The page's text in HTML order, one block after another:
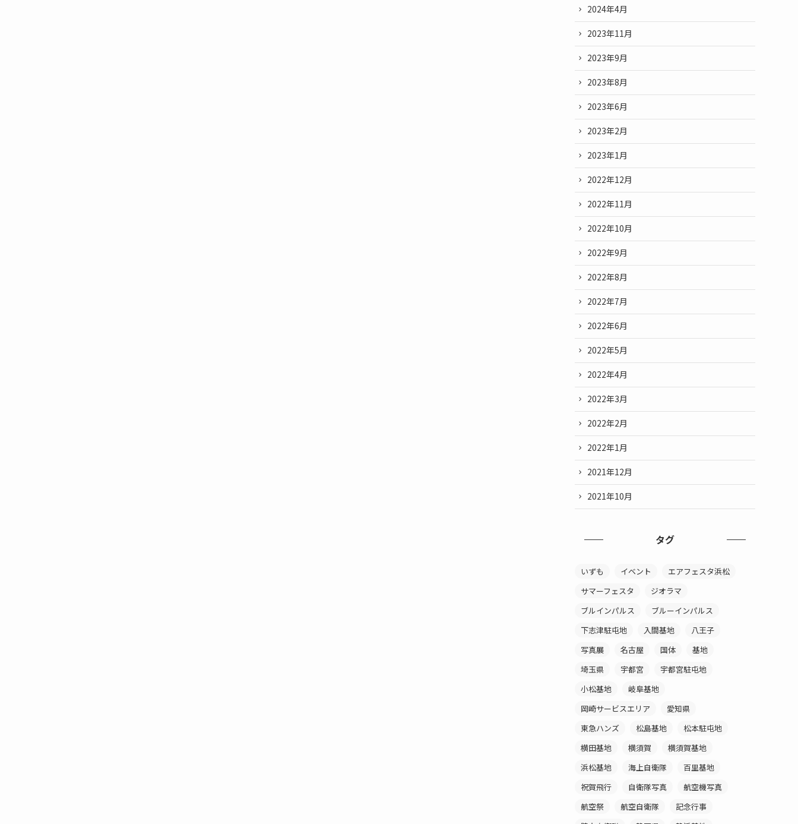
2024年4月
2023年11月
2023年9月
2023年8月
2023年6月
2023年2月
2023年1月
2022年12月
2022年11月
2022年10月
2022年9月
2022年8月
2022年7月
2022年6月
2022年5月
2022年4月
2022年3月
2022年2月
2022年1月
2021年12月
2021年10月
タグ
いずも イベント
エアフェスタ浜松
サマーフェスタ
ジオラマ
ブルインパルス
ブルーインパルス
下志津駐屯地
入間基地
八王子
写真展
名古屋 国体
基地
埼玉県
宇都宮
宇都宮駐屯地
小松基地
岐阜基地
岡崎サービスエリア
愛知県
東急ハンズ
松島基地
松本駐屯地
横田基地
横須賀
横須賀基地
浜松基地
海上自衛隊
百里基地
祝賀飛行
自衛隊写真
航空機写真
航空祭
航空自衛隊
記念行事